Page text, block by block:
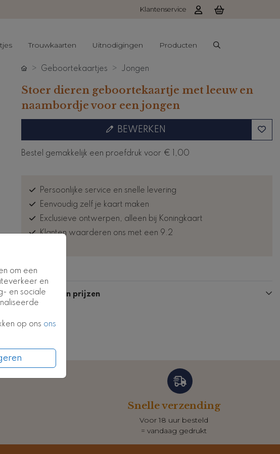
Klantenservice
Trouwkaarten Uitnodigingen Producten
om een
en
en sociale
op ons ons
Geboortekaartjes Jongen
Stoer dieren geboortekaartje met leeuw en
naambordje voor een jongen
BEWERKEN
Bestel gemakkelijk een proefdruk voor € 1,00
Persoonlijke service en snelle levering
Eenvoudig zelf je kaart maken
Exclusieve ontwerpen, alleen bij Koningkaart
Klanten waarderen ons met een 9.2
Formaten en prijzen
Snelle verzending
Voor 18 uur besteld
= vandaag gedrukt